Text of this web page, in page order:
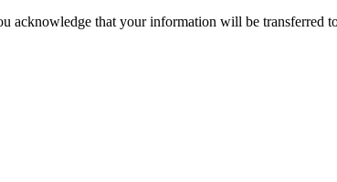
acknowledge that your information will be transferred